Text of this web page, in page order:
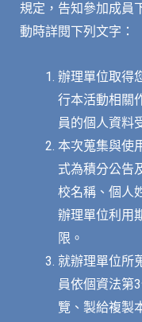
規定，告知參加成員
動時詳閱下列文字：
辦理單位取得
行本活動相關
員的個人資料
本次蒐集與使
式為積分公告
校名稱、個人
辦理單位利用
限。
就辦理單位所
員依個資法第
覽、製給複製